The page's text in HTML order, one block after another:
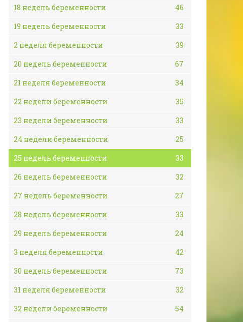
18 недель беременности
46
19 недель беременности
33
2 неделя беременности
39
20 недель беременности
67
21 неделя беременности
34
22 недели беременности
35
23 недели беременности
33
24 недели беременности
25
25 недель беременности
33
26 недель беременности
32
27 недель беременности
27
28 недель беременности
33
29 недель беременности
24
3 неделя беременности
42
30 недель беременности
73
31 неделя беременности
32
32 недели беременности
54